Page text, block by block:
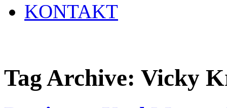
KONTAKT
Tag Archive: Vicky